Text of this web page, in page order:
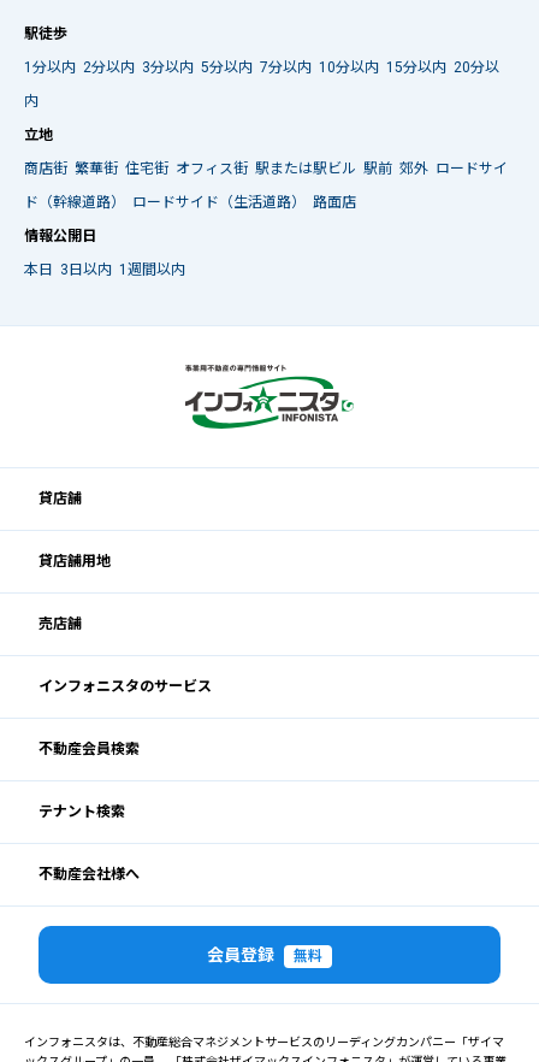
駅徒歩
1分以内 2分以内 3分以内 5分以内 7分以内 10分以内 15分以内 20分以
内
立地
商店街 繁華街 住宅街 オフィス街 駅または駅ビル 駅前 郊外 ロードサイ
ド（幹線道路）
ロードサイド（生活道路）
路面店
情報公開日
本日
3日以内 1週間以内
貸店舗
貸店舗用地
売店舗
インフォニスタのサービス
不動産会員検索
テナント検索
不動産会社様へ
会員登録 無料
インフォニスタは、不動産総合マネジメントサービスのリーディングカンパニー「ザイマ